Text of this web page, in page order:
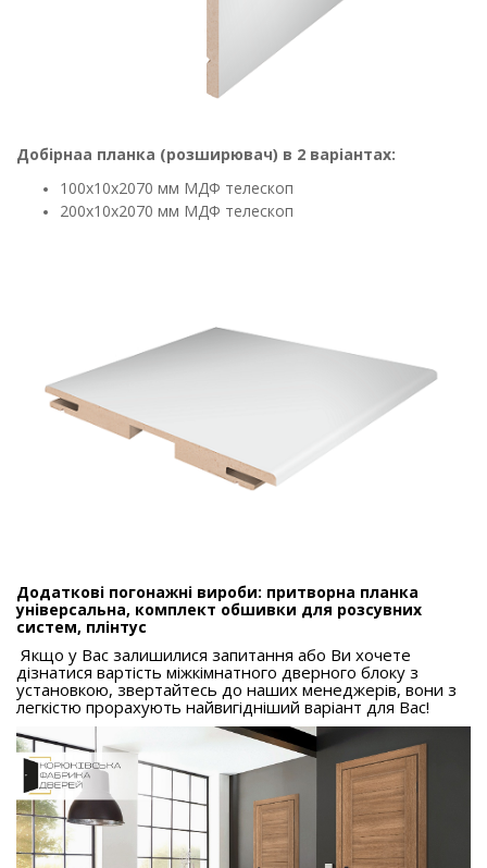
Добірнаа планка (розширювач) в 2 варіантах:
100х10х2070 мм МДФ телескоп
200х10х2070 мм МДФ телескоп
Додаткові погонажні вироби: притворна планка
універсальна, комплект обшивки для розсувних
систем, плінтус
Якщо у Вас залишилися запитання або Ви хочете
дізнатися вартість міжкімнатного дверного блоку з
установкою, звертайтесь до наших менеджерів, вони з
легкістю прорахують найвигідніший варіант для Вас!